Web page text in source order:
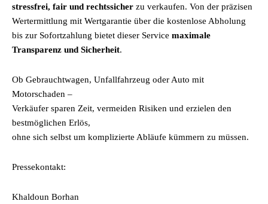
stressfrei, fair und rechtssicher zu verkaufen. Von der präzisen
Wertermittlung mit Wertgarantie über die kostenlose Abholung
bis zur Sofortzahlung bietet dieser Service maximale
Transparenz und Sicherheit.
Ob Gebrauchtwagen, Unfallfahrzeug oder Auto mit
Motorschaden –
Verkäufer sparen Zeit, vermeiden Risiken und erzielen den
bestmöglichen Erlös,
ohne sich selbst um komplizierte Abläufe kümmern zu müssen.
Pressekontakt:
Khaldoun Borhan